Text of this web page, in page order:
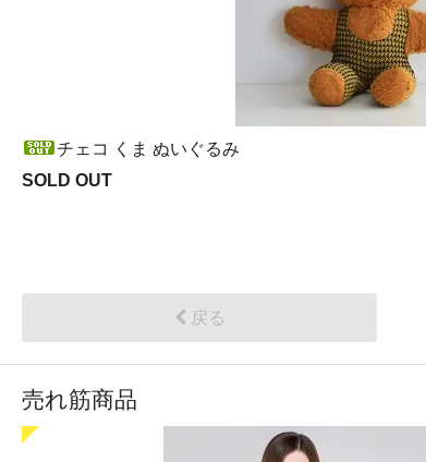
チェコ くま ぬいぐるみ
SOLD OUT
戻る
売れ筋商品